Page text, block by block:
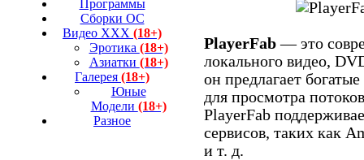
Программы
Сборки ОС
Видео ХХХ (18+)
Эротика (18+)
Азиатки (18+)
Галерея (18+)
Юные
Модели (18+)
Разное
PlayerFab— это
локального видео,
он предлагает
для просмотра
PlayerFab
сервисов, таких как
и т. д.